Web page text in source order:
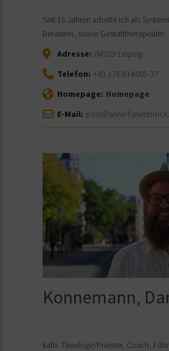
Seit 15 Jahren arbeite ich als
Beraterin, sowie Gestalttherapeutin.
Adresse: 04109Leipzig
Telefon: +49 176 814605-37
Homepage: Homepage
E-Mail: post@anne-
Konnemann,
kath. Theologe/Priester, Coach,